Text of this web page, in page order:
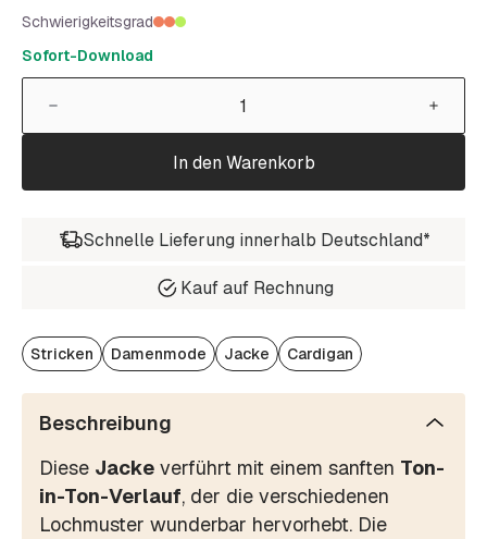
Schwierigkeitsgrad
Sofort-Download
In den Warenkorb
Schnelle Lieferung innerhalb Deutschland*
Kauf auf Rechnung
Stricken Damenmode Jacke Cardigan
Beschreibung
Diese Jacke verführt mit einem sanften Ton-
in-Ton-Verlauf, der die verschiedenen
Lochmuster wunderbar hervorhebt. Die